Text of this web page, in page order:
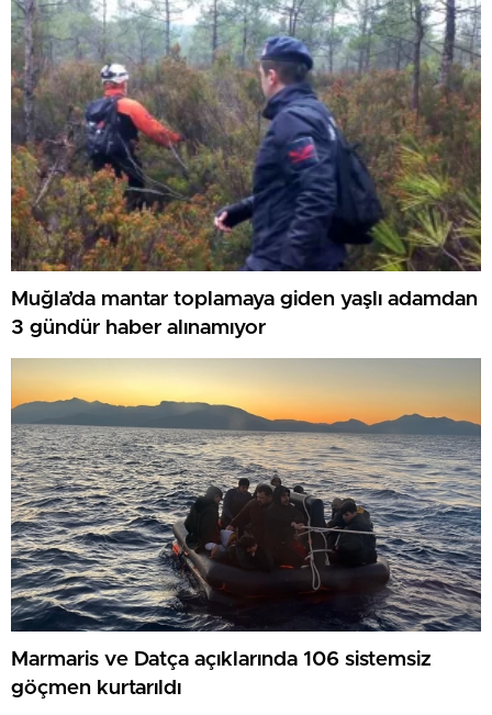
Muğla’da mantar toplamaya giden yaşlı adamdan
3 gündür haber alınamıyor
Marmaris ve Datça açıklarında 106 sistemsiz
göçmen kurtarıldı